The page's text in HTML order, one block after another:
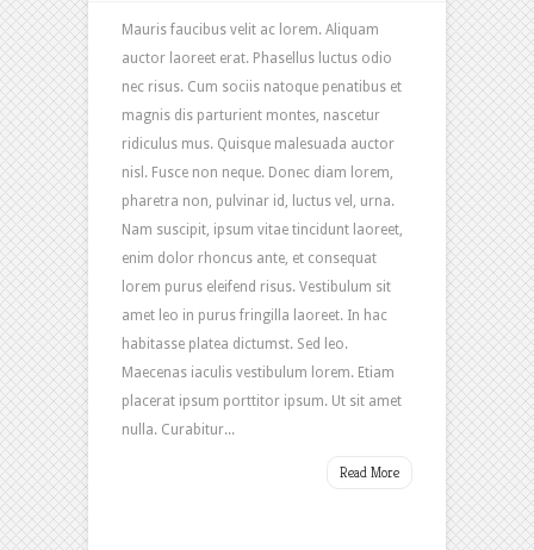
Mauris faucibus velit ac lorem. Aliquam
auctor laoreet erat. Phasellus luctus odio
nec risus. Cum sociis natoque penatibus et
magnis dis parturient montes, nascetur
ridiculus mus. Quisque malesuada auctor
nisl. Fusce non neque. Donec diam lorem,
pharetra non, pulvinar id, luctus vel, urna.
Nam suscipit, ipsum vitae tincidunt laoreet,
enim dolor rhoncus ante, et consequat
lorem purus eleifend risus. Vestibulum sit
amet leo in purus fringilla laoreet. In hac
habitasse platea dictumst. Sed leo.
Maecenas iaculis vestibulum lorem. Etiam
placerat ipsum porttitor ipsum. Ut sit amet
nulla. Curabitur...
Read More